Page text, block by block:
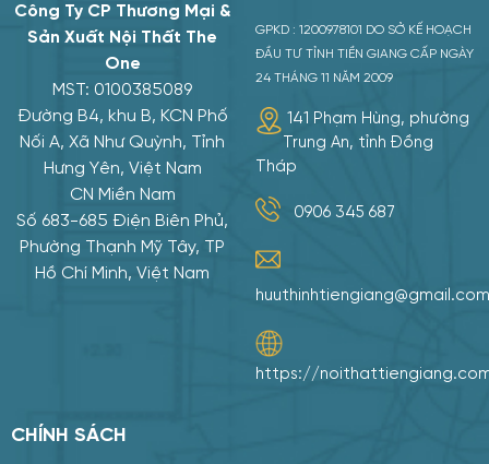
Công Ty CP Thương Mại &
Sản Xuất Nội Thất The
One
MST: 0100385089
Đường B4, khu B, KCN Phố
Nối A, Xã Như Quỳnh, Tỉnh
Hưng Yên, Việt Nam
CN Miền Nam
Số 683-685 Điện Biên Phủ,
Phường Thạnh Mỹ Tây, TP
Hồ Chí Minh, Việt Nam
GPKD : 1200978101 DO SỞ KẾ HOẠCH
ĐẦU TƯ TỈNH TIỀN GIANG CẤP NGÀY
24 THÁNG 11 NĂM 2009
141 Phạm Hùng, phường
Trung An, tỉnh Đồng
Tháp
0906 345 687
huuthinhtiengiang@gmail.com
https://
CHÍNH SÁCH